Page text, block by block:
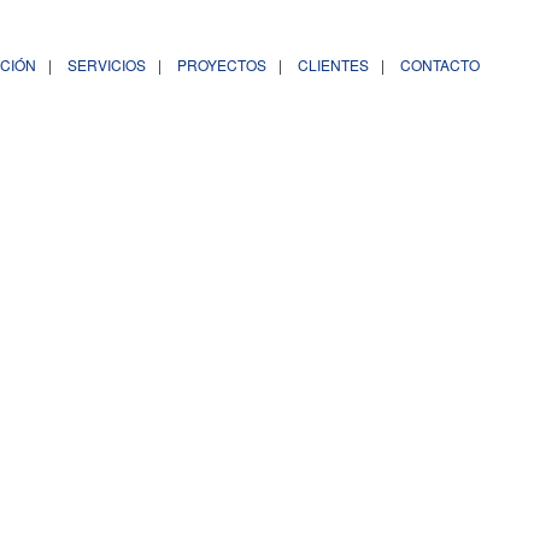
SERVICIOS PROYECTOS CLIENTES CONTACTO